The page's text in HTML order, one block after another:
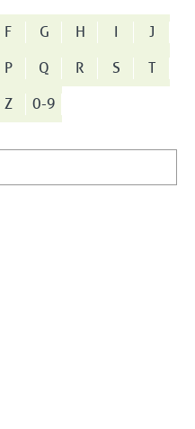
F G H I
J
P Q R S
T
Z 0-9